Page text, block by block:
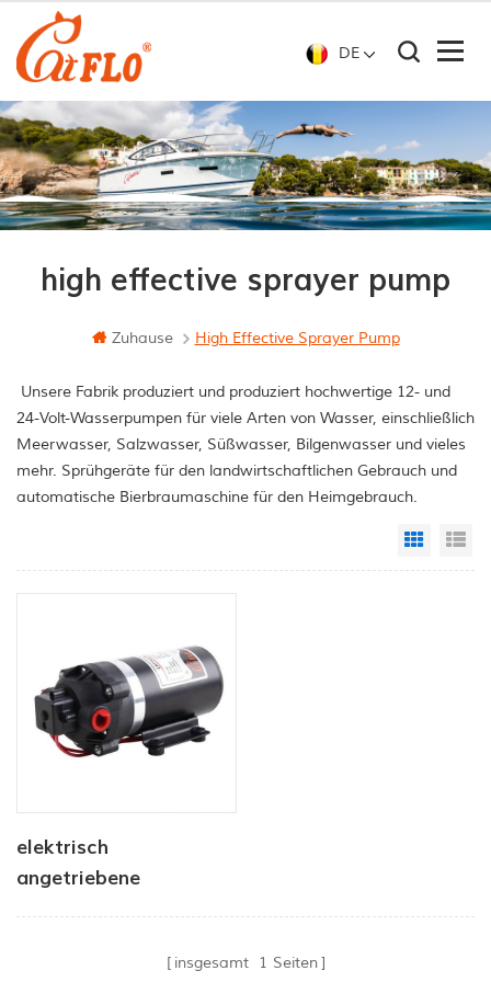
DE
high effective sprayer pump
Zuhause High Effective Sprayer Pump
Unsere Fabrik produziert und produziert hochwertige 12- und
24-Volt-Wasserpumpen für viele Arten von Wasser, einschließlich
Meerwasser, Salzwasser, Süßwasser, Bilgenwasser und vieles
mehr. Sprühgeräte für den landwirtschaftlichen Gebrauch und
automatische Bierbraumaschine für den Heimgebrauch.
Grid
elektrisch
angetriebene
insgesamt 1 Seiten